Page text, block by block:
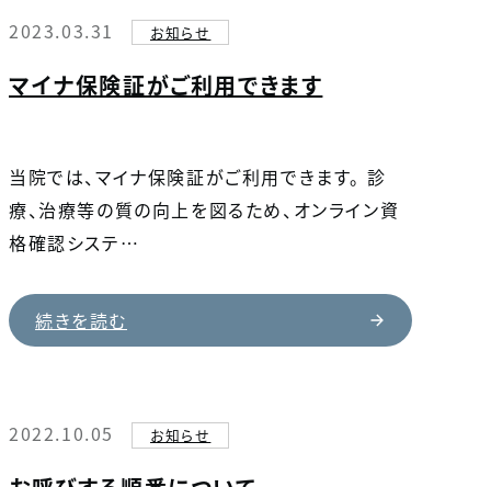
お知らせ
マイナ保険証がご利用できます
2023.03.31
当院では、マイナ保険証がご利用できます。 診
療、治療等の質の向上を図るため、オンライン資
格確認システ…
続きを読む
お知らせ
2022.10.05